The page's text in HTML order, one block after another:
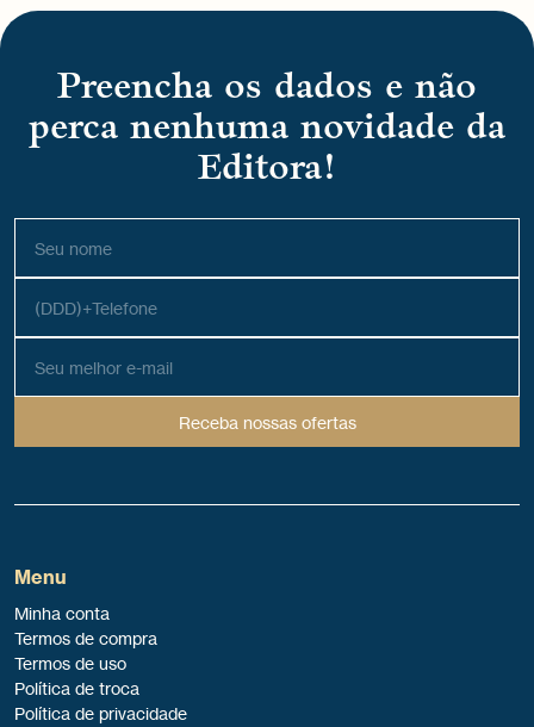
Preencha os dados e não
perca nenhuma novidade da
Editora!
Receba nossas ofertas
Menu
Minha conta
Termos de compra
Termos de uso
Política de troca
Política de privacidade